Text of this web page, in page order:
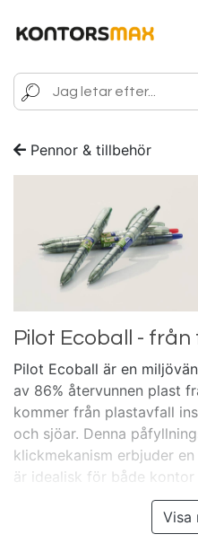
Pennor & tillbehör
Pilot Ecoball -
Pilot Ecoball är en
av 86% återvunnen plast
kommer från plastavfall
och sjöar. Denna
klickmekanism erbjuder
är idealisk för både
Pilot Ecoball bidrar du till
skydda våra hav,
Visa